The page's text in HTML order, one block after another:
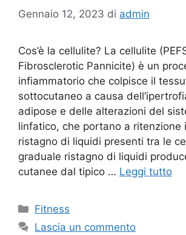
Gennaio 12, 2023 di admin
Cos’è la cellulite? La cellulite
Fibrosclerotic Pannicite) è un
infiammatorio che colpisce il
sottocutaneo a causa
adipose e delle alterazioni del
linfatico, che portano a ritenzione
ristagno di liquidi presenti tra le
graduale ristagno di liquidi
cutanee dal tipico … Leggi tutto
Fitness
Lascia un commento